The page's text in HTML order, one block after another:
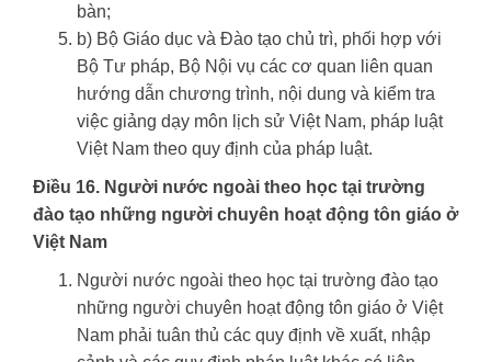
bàn;
b) Bộ Giáo dục và Đào tạo chủ trì, phối hợp với
Bộ Tư pháp, Bộ Nội vụ các cơ quan liên quan
hướng dẫn chương trình, nội dung và kiểm tra
việc giảng dạy môn lịch sử Việt Nam, pháp luật
Việt Nam theo quy định của pháp luật.
Điều 16. Người nước ngoài theo học tại trường
đào tạo những người chuyên hoạt động tôn giáo ở
Việt Nam
Người nước ngoài theo học tại trường đào tạo
những người chuyên hoạt động tôn giáo ở Việt
Nam phải tuân thủ các quy định về xuất, nhập